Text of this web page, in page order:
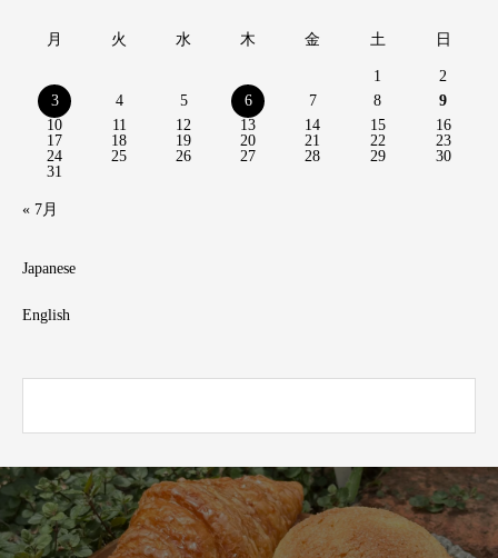
月 火 水 木 金 土 日
1
2
3
4 5 6 7 8
9
10
11 12 13 14 15
16
17
18 19 20 21 22
23
24
25 26 27 28 29
30
31
« 7月
Japanese
English